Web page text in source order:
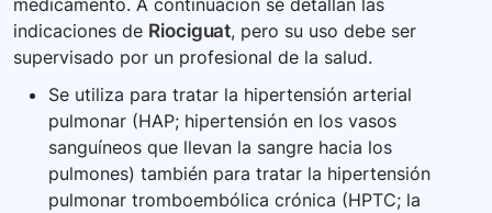
informar a todos los profesionales de la salud
que lo traten que está tomando este
medicamento. Además, este medicamento está
contraindicado en pacientes con hipertensión
pulmonar asociada a neumonía intersticial
idiopática. La Agencia Reguladora Local
establece medidas específicas de vigilancia
para los profesionales de la salud que
medicamento. A continuación se detallan las
indicaciones de Riociguat, pero su uso debe ser
supervisado por un profesional de la salud.
Se utiliza para tratar la hipertensión arterial
pulmonar (HAP; hipertensión en los vasos
sanguíneos que llevan la sangre hacia los
pulmones) también para tratar la hipertensión
pulmonar tromboembólica crónica (HPTC; la